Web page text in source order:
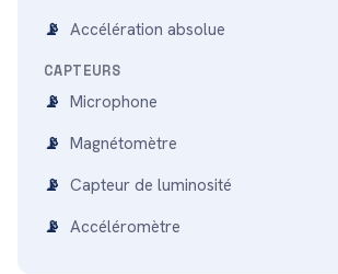
Accélération absolue
CAPTEURS
Microphone
Magnétomètre
Capteur de luminosité
Accéléromètre